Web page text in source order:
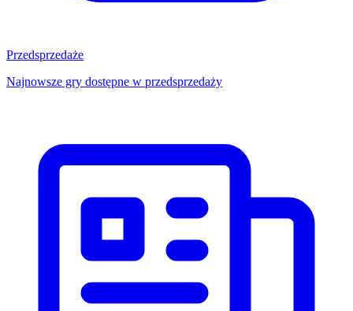
Przedsprzedaże
Najnowsze gry dostępne w przedsprzedaży